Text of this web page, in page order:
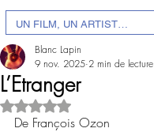
L’Etranger
Blanc Lapin
9 nov. 2025 2 min de lecture
Noté NaN étoiles sur 5.
De François Ozon